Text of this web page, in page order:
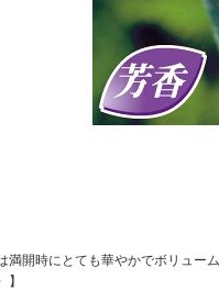
開時にとても華やかでボリュー